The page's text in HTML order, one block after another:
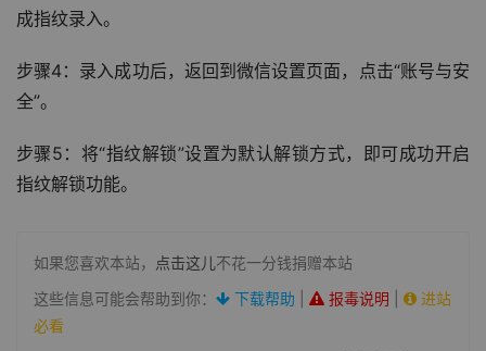
成指纹录入。
步骤4：录入成功后，返回到微信设置页面，点击“账号与安
全”。
步骤5：将“指纹解锁”设置为默认解锁方式，即可成功开启
指纹解锁功能。
如果您喜欢本站， 点击这儿不花一分钱捐赠本站
这些信息可能会帮助到你：
下载帮助 报毒说明
进站
必看